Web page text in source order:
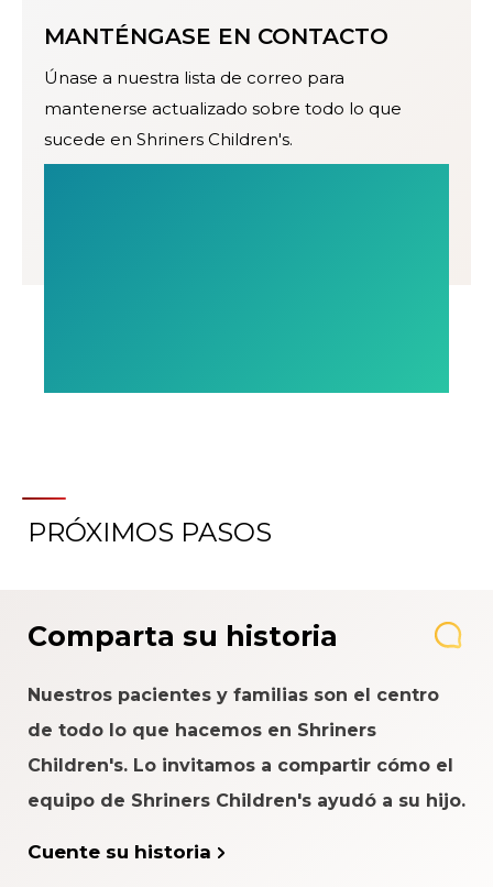
MANTÉNGASE EN CONTACTO
Únase a nuestra lista de correo para
mantenerse actualizado sobre todo lo que
sucede en Shriners Children's.
PRÓXIMOS PASOS
Comparta su historia
Nuestros pacientes y familias son el centro
de todo lo que hacemos en Shriners
Children's. Lo invitamos a compartir cómo el
equipo de Shriners Children's ayudó a su hijo.
Cuente su historia